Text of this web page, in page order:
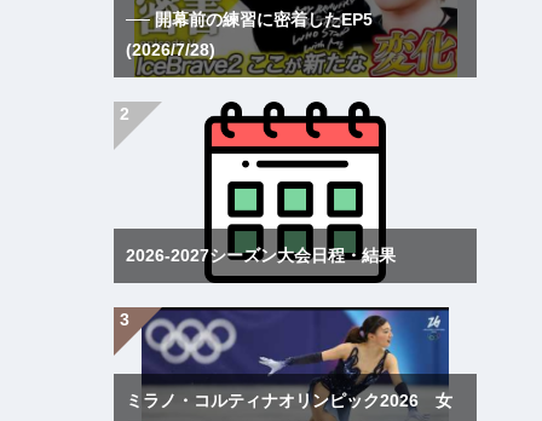
── 開幕前の練習に密着したEP5
(2026/7/28)
2026-2027シーズン大会日程・結果
ミラノ・コルティナオリンピック2026 女